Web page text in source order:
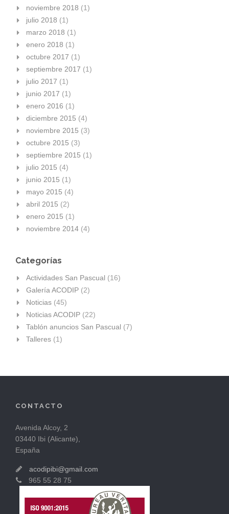
noviembre 2018 (1)
julio 2018 (1)
marzo 2018 (1)
enero 2018 (1)
octubre 2017 (1)
septiembre 2017 (1)
julio 2017 (1)
junio 2017 (1)
enero 2016 (1)
diciembre 2015 (4)
noviembre 2015 (3)
octubre 2015 (3)
septiembre 2015 (1)
julio 2015 (4)
junio 2015 (1)
mayo 2015 (4)
abril 2015 (2)
enero 2015 (1)
noviembre 2014 (4)
Categorías
Actividades San Pascual (16)
Galería ACODIP (2)
Noticias (45)
Noticias ACODIP (22)
Tablón anuncios San Pascual (7)
Talleres (1)
CONTACTO
Avenida Alcoy, 2
03440 Ibi (Alicante),
España
acodipibi@gmail.com
965 55 28 75